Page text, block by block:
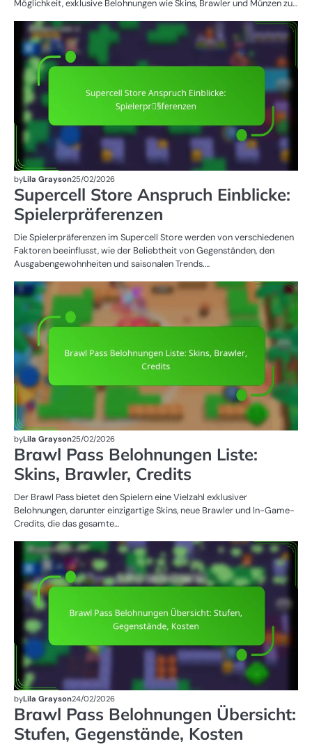
Möglichkeit, exklusive Belohnungen wie Skins, Brawler und Münzen zu…
byLila Grayson25/02/2026
Supercell Store Anspruch Einblicke:
Spielerpräferenzen
Die Spielerpräferenzen im Supercell Store werden von verschiedenen
Faktoren beeinflusst, wie der Beliebtheit von Gegenständen, den
Ausgabengewohnheiten und saisonalen Trends.…
byLila Grayson25/02/2026
Brawl Pass Belohnungen Liste:
Skins, Brawler, Credits
Der Brawl Pass bietet den Spielern eine Vielzahl exklusiver
Belohnungen, darunter einzigartige Skins, neue Brawler und In-Game-
Credits, die das gesamte…
byLila Grayson24/02/2026
Brawl Pass Belohnungen Übersicht:
Stufen, Gegenstände, Kosten